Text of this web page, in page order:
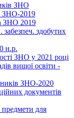
ЗНО
ЗНО-2019
ЗНО 2019
здобутих
н.р.
ЗНО у 2021 році
вищої освіти -
ЗНО-2020
документів
для